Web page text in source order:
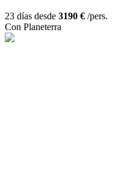
23 días desde 3190 € /pers.
Con Planeterra